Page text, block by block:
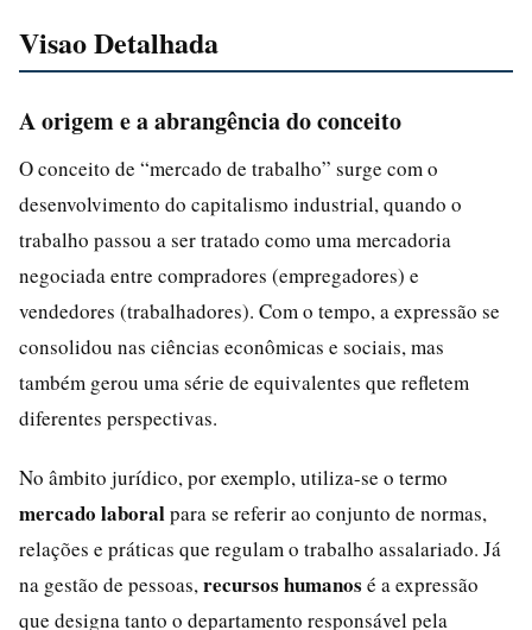
Visao Detalhada
A origem e a abrangência do conceito
O conceito de “mercado de trabalho” surge com o
desenvolvimento do capitalismo industrial, quando o
trabalho passou a ser tratado como uma mercadoria
negociada entre compradores (empregadores) e
vendedores (trabalhadores). Com o tempo, a expressão se
consolidou nas ciências econômicas e sociais, mas
também gerou uma série de equivalentes que refletem
diferentes perspectivas.
No âmbito jurídico, por exemplo, utiliza-se o termo
mercado laboralpara se referir ao conjunto de normas,
relações e práticas que regulam o trabalho assalariado. Já
na gestão de pessoas, recursos humanos é a expressão
que designa tanto o departamento responsável pela